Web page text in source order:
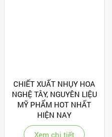
CHIẾT XUẤT NHỤY HOA
NGHỆ TÂY, NGUYÊN LIỆU
MỸ PHẨM HOT NHẤT
HIỆN NAY
Xem chi tiết